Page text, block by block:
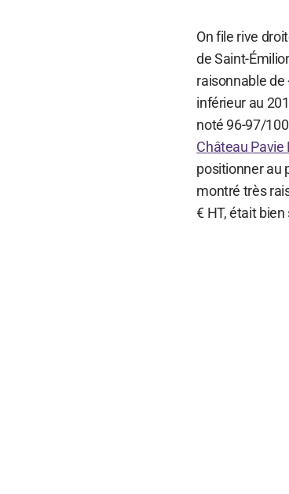
On file rive
de Saint-
raisonnable de
inférieur au
noté 96-97/
Château Pavie
positionner au
montré très
€ HT, était